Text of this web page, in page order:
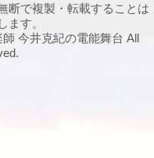
断で複製・転載することは
ます。
今井克紀の電能舞台 All